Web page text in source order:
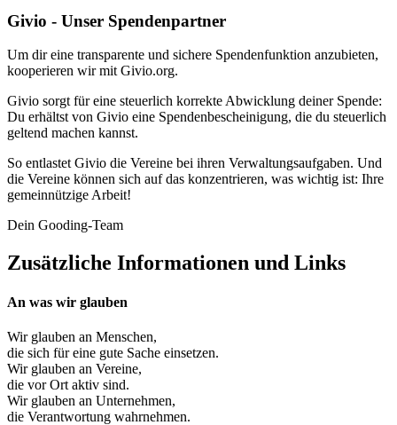
Givio - Unser Spendenpartner
Um dir eine transparente und sichere Spendenfunktion anzubieten,
kooperieren wir mit Givio.org.
Givio sorgt für eine steuerlich korrekte Abwicklung deiner Spende:
Du erhältst von Givio eine Spendenbescheinigung, die du steuerlich
geltend machen kannst.
So entlastet Givio die Vereine bei ihren Verwaltungsaufgaben. Und
die Vereine können sich auf das konzentrieren, was wichtig ist: Ihre
gemeinnützige Arbeit!
Dein Gooding-Team
Zusätzliche Informationen und Links
An was wir glauben
Wir glauben an Menschen,
die sich für eine gute Sache einsetzen.
Wir glauben an Vereine,
die vor Ort aktiv sind.
Wir glauben an Unternehmen,
die Verantwortung wahrnehmen.